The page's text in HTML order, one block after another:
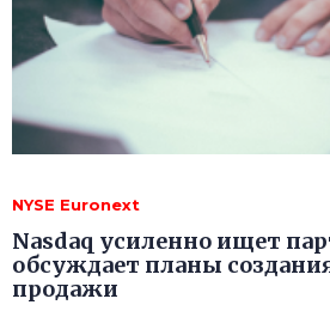
NYSE Euronext
Nasdaq усиленно ищет
обсуждает планы
продажи